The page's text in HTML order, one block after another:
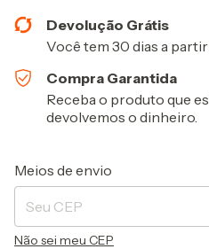
Devolução Grátis
Você tem 30 dias a
Compra Garantida
Receba o produto que
devolvemos o dinheiro.
Entregas para o CEP:
Meios de envio
Não sei meu CEP